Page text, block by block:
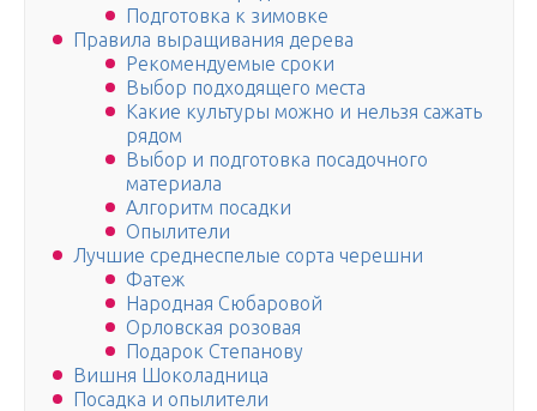
Подготовка к зимовке
Правила выращивания дерева
Рекомендуемые сроки
Выбор подходящего места
Какие культуры можно и нельзя сажать
рядом
Выбор и подготовка посадочного
материала
Алгоритм посадки
Опылители
Лучшие среднеспелые сорта черешни
Фатеж
Народная Сюбаровой
Орловская розовая
Подарок Степанову
Вишня Шоколадница
Посадка и опылители